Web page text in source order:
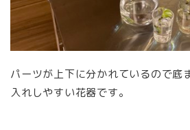
パーツが上下に分かれているので底
入れしやすい花器です。